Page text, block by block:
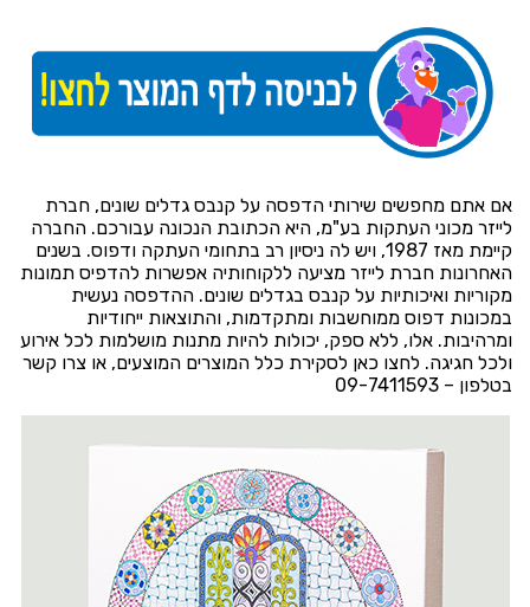
אם אתם מחפשים שירותי הדפסה על קנבס גדלים שונים, חברת
לייזר מכוני העתקות בע"מ, היא הכתובת הנכונה עבורכם. החברה
קיימת מאז 1987, ויש לה ניסיון רב בתחומי העתקה ודפוס. בשנים
האחרונות חברת לייזר מציעה ללקוחותיה אפשרות להדפיס תמונות
מקוריות ואיכותיות על קנבס בגדלים שונים. ההדפסה נעשית
במכונות דפוס ממוחשבות ומתקדמות, והתוצאות ייחודיות
ומרהיבות. אלו, ללא ספק, יכולות להיות מתנות מושלמות לכל אירוע
ולכל חגיגה. לחצו כאן לסקירת כלל המוצרים המוצעים, או צרו קשר
בטלפון – 09-7411593